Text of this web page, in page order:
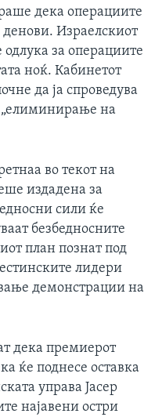
дека операциите
Израелскиот
одлука за операциите
ноќ. Кабинетот
да ја спроведува
„елиминирање на
во текот на
издадена за
сили ќе
безбедносните
план познат под
лидери
демонстрации на
дека премиерот
ќе поднесе оставка
управа Јасер
најавени остри